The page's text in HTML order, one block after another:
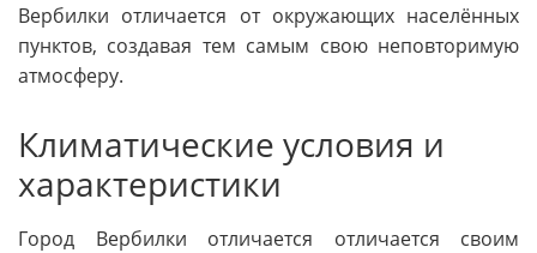
Вербилки отличается от окружающих населённых
пунктов, создавая тем самым свою неповторимую
атмосферу.
Климатические условия и
характеристики
Город Вербилки отличается отличается своим